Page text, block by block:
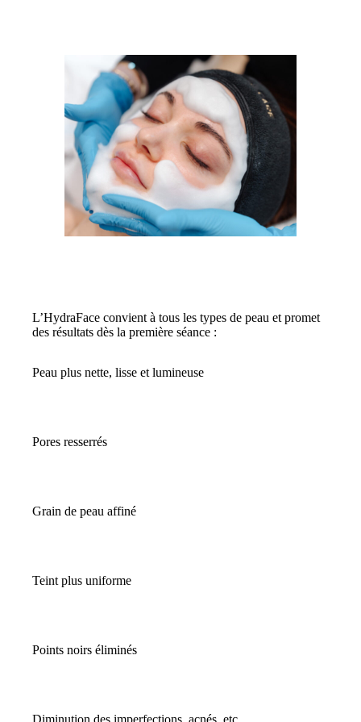
L’HydraFace convient à tous les types de peau et promet
des résultats dès la première séance :
Peau plus nette, lisse et lumineuse
Pores resserrés
Grain de peau affiné
Teint plus uniforme
Points noirs éliminés